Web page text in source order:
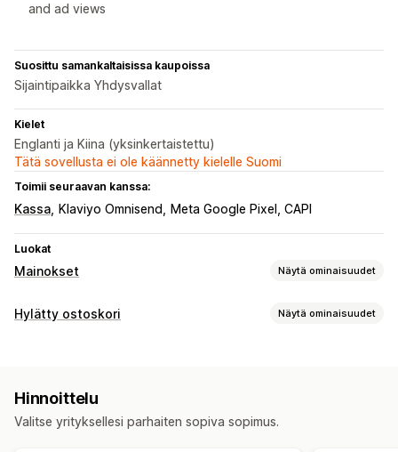
and ad views
Suosittu samankaltaisissa kaupoissa
Sijaintipaikka Yhdysvallat
Kielet
Englanti ja Kiina (yksinkertaistettu)
Tätä sovellusta ei ole käännetty kielelle Suomi
Toimii seuraavan kanssa:
Kassa Klaviyo Omnisend Meta Google Pixel, CAPI
Luokat
Mainokset Näytä ominaisuudet
Kohdentaminen
Kampanjan hallinta
Hylätty ostoskori Näytä ominaisuudet
Laitteiden välillä synkronoituvat ostoskorit
Konversioseuranta Automaattiset työnkulut
Hinnoittelu
Valitse yrityksellesi parhaiten sopiva sopimus.